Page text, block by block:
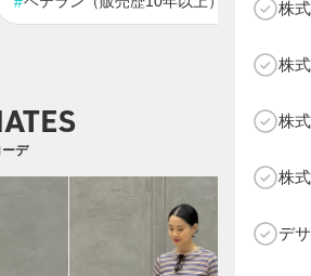
株
株
株
株
デ
ができ、本当に感謝しています。 熊本
スタッフオブザイヤーでは、楽しむ心
思いますʅ（◞‿◟）ʃ
デ